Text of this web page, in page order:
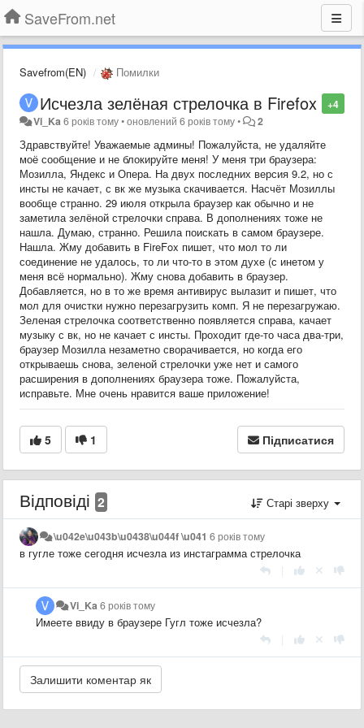
SaveFrom.net
Savefrom(EN) Помилки
+4
Исчезла зелёная стрелочка в Firefox
Vi_Ka 6 років тому•оновлений6 років тому• 2
Здравствуйте! Уважаемые админы! Пожалуйста, не удаляйте
моё сообщение и не блокируйте меня! У меня три браузера:
Мозилла, Яндекс и Опера. На двух последних версия 9.2, но с
инсты не качает, с вк же музыка скачивается. Насчёт Мозиллы
вообще странно. 29 июля открыла браузер как обычно и не
заметила зелёной стрелочки справа. В дополнениях тоже не
нашла. Думаю, странно. Решила поискать в самом браузере.
Нашла. Жму добавить в FireFox пишет, что мол то ли
соединение не удалось, то ли что-то в этом духе (с инетом у
меня всё нормально). Жму снова добавить в браузер.
Добавляется, но в то же время антивирус вылазит и пишет, что
мол для очистки нужно перезагрузить комп. Я не перезагружаю.
Зеленая стрелочка соответственно появляется справа, качает
музыку с вк, но не качает с инсты. Проходит где-то часа два-три,
браузер Мозилла незаметно сворачивается, но когда его
открываешь снова, зеленой стрелочки уже нет и самого
расширения в дополнениях браузера тоже. Пожалуйста,
исправьте. Мне очень нравится ваше приложение!
5 1 Підписатися
Відповіді 2 Старі зверху
\u042e\u043b\u0438\u044f \u041 6 років тому
в гугле тоже сегодня исчезла из инстаграмма стрелочка
Vi_Ka 6 років тому
Имеете ввиду в браузере Гугл тоже исчезла?